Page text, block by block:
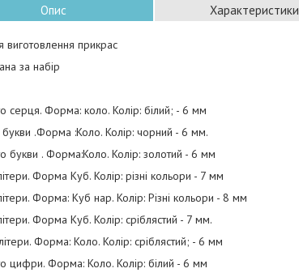
Опис Характеристики
виготовлення прикрас
за набір
серця. Форма: коло. Колір: білий; - 6 мм
букви .Форма :Коло. Колір: чорний - 6 мм.
букви . Форма:Коло. Колір: золотий - 6 мм
Форма Куб. Колір: різні кольори - 7 мм
Форма: Куб нар. Колір: Різні кольори - 8 мм
Форма Куб. Колір: сріблястий - 7 мм.
Форма: Коло. Колір: сріблястий; - 6 мм
цифри. Форма: Коло. Колір: білий - 6 мм